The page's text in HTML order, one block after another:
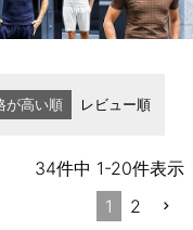
が高い順 レビュー順
34件中 1-20件表示
1
2